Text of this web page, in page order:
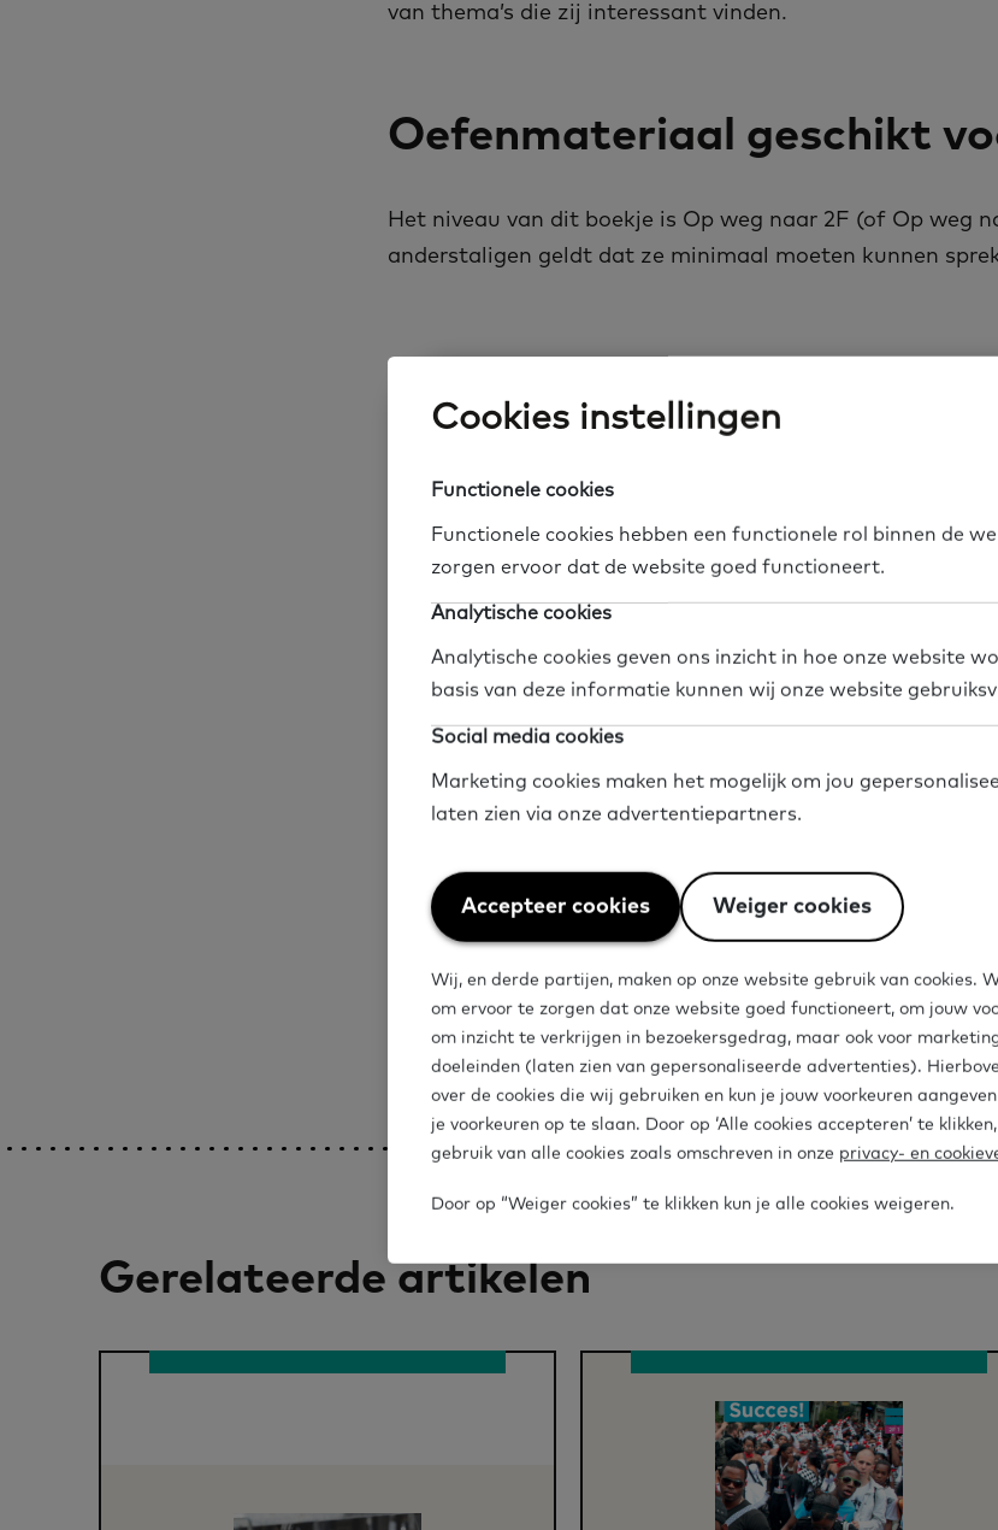
van thema’s die zij interessant vinden.
Oefenmateriaal geschikt
Het niveau van dit boekje is Op weg naar 2F (of Op weg
anderstaligen geldt dat ze minimaal moeten kunnen
Heb je vragen?
Heb je een vraag, stel hem
Gezin en preventie Lezen en schrijven Spreken en luisteren Materiaal
Deel op social media Deel op Twitter
Deel op Facebook
Deel op LinkedIn
Gerelateerde artikelen
Cookies instellingen
Functionele cookies
Functionele cookies hebben een functionele rol binnen de
zorgen ervoor dat de website goed functioneert.
Analytische cookies
Analytische cookies geven ons inzicht in hoe onze website
basis van deze informatie kunnen wij onze website
Social media cookies
Marketing cookies maken het mogelijk om jou
laten zien via onze advertentiepartners.
Accepteer cookies Weiger cookies
Weiger
cookies
Wij, en derde partijen, maken op onze website gebruik van cookies.
om ervoor te zorgen dat onze website goed functioneert, om jouw
om inzicht te verkrijgen in bezoekersgedrag, maar ook voor
doeleinden (laten zien van gepersonaliseerde advertenties).
over de cookies die wij gebruiken en kun je jouw voorkeuren
je voorkeuren op te slaan. Door op ‘Alle cookies accepteren’ te
gebruik van alle cookies zoals omschreven in onze privacy- en
Door op “Weiger cookies” te klikken kun je alle cookies weigeren.